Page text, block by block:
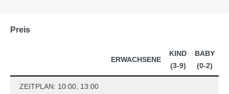
Preis
ERWACHSENE
KIND
(3-9)
BABY
(0-2)
ZEITPLAN: 10:00, 13:00